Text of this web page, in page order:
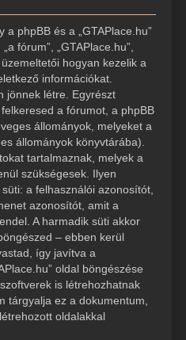
phpBB és a „GTAPlace.hu”
fórum”, „GTAPlace.hu”,
üzemeltetői hogyan kezelik a
információkat.
jönnek létre. Egyrészt
a fórumot, a phpBB
állományok, melyeket a
állományok könyvtárába).
tartalmaznak, melyek a
szükségesek. Ilyen
a felhasználói azonosítót,
azonosítót, amit a
A harmadik süti akkor
– ebben kerül
így javítva a
oldal böngészése
is létrehozhatnak
tárgyalja ez a dokumentum,
oldalakkal